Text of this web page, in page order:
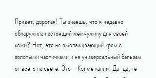
Привет, дорогая! Ты знаешь, что я недавно
обнаружила настоящий жемчужину для своей
кожи? Нет, это не омолаживающий крем с
золотыми частичками и не универсальный бальзам
от всего на свете. Это - Колме капли! Да-да, те